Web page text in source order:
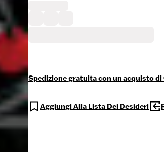
Spedizione gratuita con un acquisto di
Aggiungi Alla Lista Dei Desideri